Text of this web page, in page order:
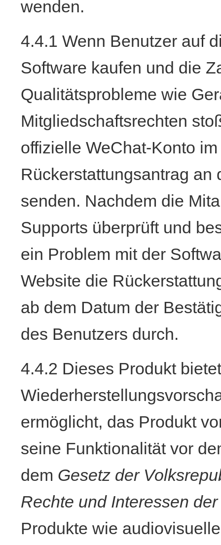
wenden.
4.4.1 Wenn Benutzer auf
Software kaufen und die
Qualitätsprobleme wie
Mitgliedschaftsrechten
offizielle WeChat-Konto
Rückerstattungsantrag an
senden. Nachdem die
Supports überprüft und
ein Problem mit der
Website die
ab dem Datum der
des Benutzers durch.
4.4.2 Dieses Produkt
ermöglicht, das Produkt
seine Funktionalität vor
dem Gesetz der
Rechte und Interessen
Produkte wie